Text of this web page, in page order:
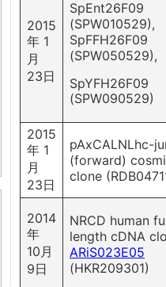
2015
年 1
月
23日
SpEnt26F09
(SPW010529),
SpFFH26F09
(SPW050529),
SpYFH26F09
(SPW090529)
2015
年 1
月
23日
pAxCALNLhc-
(forward)
clone
2014
年
10月
9日
NRCD human
length cDNA
ARiS023E05
(HKR209301)